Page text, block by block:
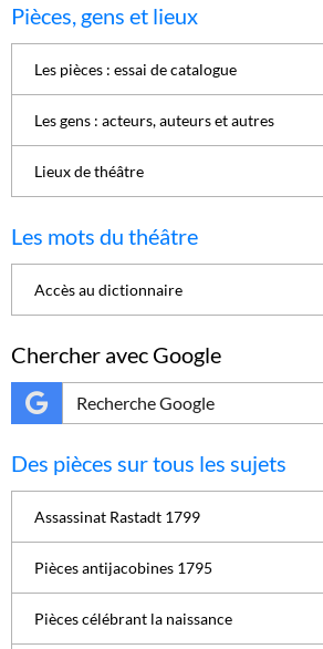
Pièces, gens et lieux
Les pièces : essai de catalogue
Les gens : acteurs, auteurs et autres
Lieux de théâtre
Les mots du théâtre
Accès au dictionnaire
Chercher avec Google
Des pièces sur tous les sujets
Assassinat Rastadt 1799
Pièces antijacobines 1795
Pièces célébrant la naissance